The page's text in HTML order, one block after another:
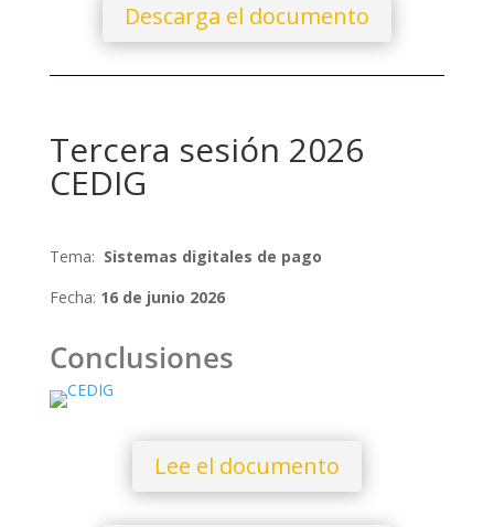
Descarga el documento
Tercera sesión 2026
CEDIG
Tema: Sistemas digitales de pago
Fecha: 16 de junio 2026
Conclusiones
Lee el documento